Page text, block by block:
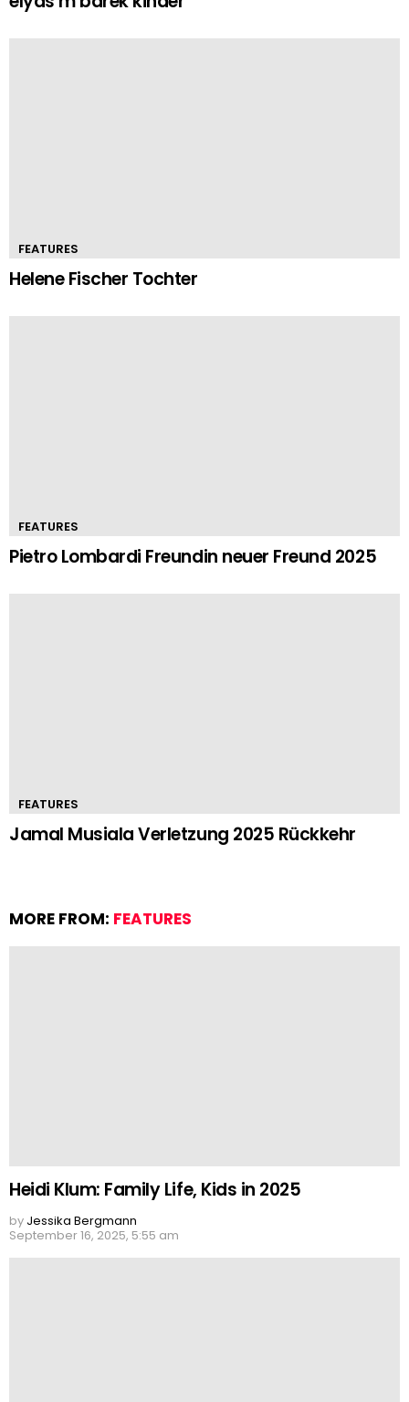
FEATURES
Helene Fischer Tochter
FEATURES
Pietro Lombardi Freundin neuer Freund 2025
FEATURES
Jamal Musiala Verletzung 2025 Rückkehr
MORE FROM: FEATURES
Heidi Klum: Family Life, Kids in 2025
by Jessika Bergmann
September 16, 2025, 5:55 am